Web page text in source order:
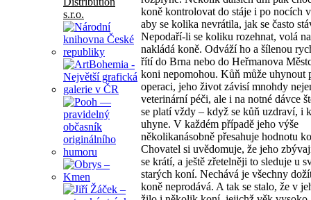
koně kontrolovat do stáje i po nocích
aby se kolika nevrátila, jak se často
Nepodaří-li se koliku rozehnat, volá
nakládá koně. Odváží ho a šílenou
řítí do Brna nebo do Heřmanova
koni nepomohou. Kůň může uhynout
operaci, jeho život závisí mnohdy
veterinární péči, ale i na notné dávce
se platí vždy – když se kůň uzdraví, i
uhyne. V každém případě jeho výše
několikanásobně přesahuje hodnotu
Chovatel si uvědomuje, že jeho
se krátí, a ještě zřetelněji to sleduje u
starých koní. Nechává je všechny
koně neprodává. A tak se stalo, že v